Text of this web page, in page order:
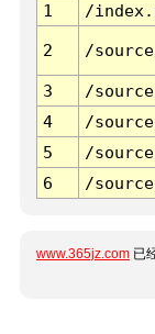
1
/
2 /
3 /
4
/
5
/
6
/
www.365jz.com 已